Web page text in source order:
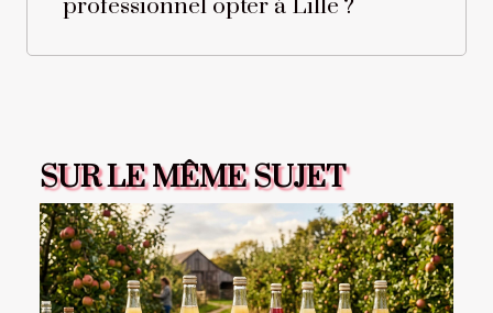
professionnel opter à Lille ?
SUR LE MÊME SUJET